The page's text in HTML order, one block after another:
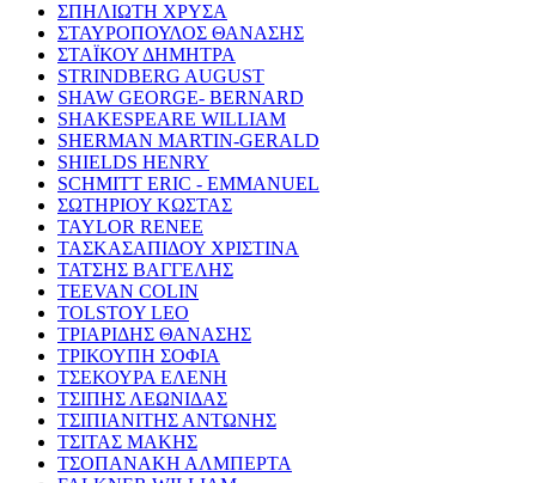
ΣΠΗΛΙΩΤΗ ΧΡΥΣΑ
ΣΤΑΥΡΟΠΟΥΛΟΣ ΘΑΝΑΣΗΣ
ΣΤΑΪΚΟΥ ΔΗΜΗΤΡΑ
STRINDBERG AUGUST
SHAW GEORGE- BERNARD
SHAKESPEARE WILLIAM
SHERMAN MARTIN-GERALD
SHIELDS HENRY
SCHMITT ERIC - EMMANUEL
ΣΩΤΗΡΙΟΥ ΚΩΣΤΑΣ
TAYLOR RENEE
ΤΑΣΚΑΣΑΠΙΔΟΥ ΧΡΙΣΤΙΝΑ
ΤΑΤΣΗΣ ΒΑΓΓΕΛΗΣ
TEEVAN COLIN
TOLSTOY LEO
ΤΡΙΑΡΙΔΗΣ ΘΑΝΑΣΗΣ
ΤΡΙΚΟΥΠΗ ΣΟΦΙΑ
ΤΣΕΚΟΥΡΑ ΕΛΕΝΗ
ΤΣΙΠΗΣ ΛΕΩΝΙΔΑΣ
ΤΣΙΠΙΑΝΙΤΗΣ ΑΝΤΩΝΗΣ
ΤΣΙΤΑΣ ΜΑΚΗΣ
ΤΣΟΠΑΝΑΚΗ ΑΛΜΠΕΡΤΑ